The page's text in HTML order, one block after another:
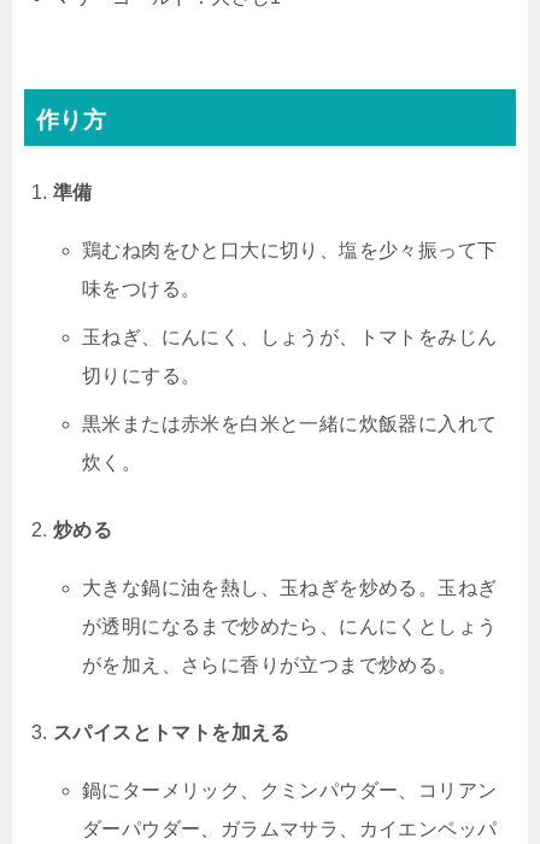
作り方
準備
鶏むね肉をひと口大に切り、塩を少々振って下
味をつける。
玉ねぎ、にんにく、しょうが、トマトをみじん
切りにする。
黒米または赤米を白米と一緒に炊飯器に入れて
炊く。
炒める
大きな鍋に油を熱し、玉ねぎを炒める。玉ねぎ
が透明になるまで炒めたら、にんにくとしょう
がを加え、さらに香りが立つまで炒める。
スパイスとトマトを加える
鍋にターメリック、クミンパウダー、コリアン
ダーパウダー、ガラムマサラ、カイエンペッパ